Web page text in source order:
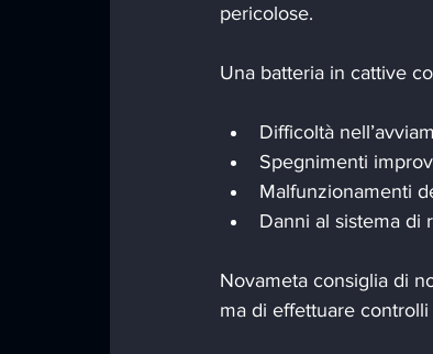
pericolose.
Una batteria in cattive
Difficoltà
Spegnimenti
Malfunzionamenti
Danni al sistema di
Novameta consiglia di
ma di effettuare